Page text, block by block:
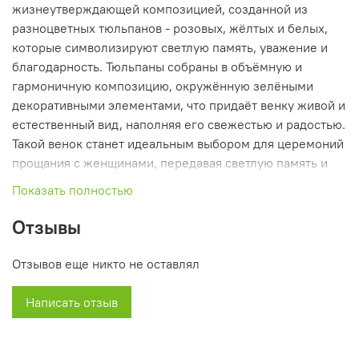
жизнеутверждающей композицией, созданной из
разноцветных тюльпанов - розовых, жёлтых и белых,
которые символизируют светлую память, уважение и
благодарность. Тюльпаны собраны в объёмную и
гармоничную композицию, окружённую зелёными
декоративными элементами, что придаёт венку живой и
естественный вид, наполняя его свежестью и радостью.
Такой венок станет идеальным выбором для церемоний
прощания с женщинами, передавая светлую память и
искренние чувства уважения к покойной. Его яркие
любви, позволяя близким выразить свои чувства и
нежностью.
Показать полностью
Отзывы
Отзывов еще никто не оставлял
Написать отзыв